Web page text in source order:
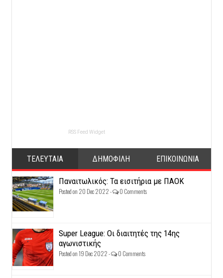
RSS Feed Widget
ΤΕΛΕΥΤΑΙΑ ΔΗΜΟΦΙΛΗ ΕΠΙΚΟΙΝΩΝΙΑ
Παναιτωλικός: Τα εισιτήρια με ΠΑΟΚ
Posted on 20 Dec 2022 - 0 Comments
Super League: Οι διαιτητές της 14ης
αγωνιστικής
Posted on 19 Dec 2022 - 0 Comments